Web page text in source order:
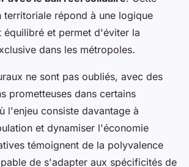
territoriale répond à une logique
équilibré et permet d'éviter la
dans les métropoles.
ne sont pas oubliés, avec des
prometteuses dans certains
l'enjeu consiste davantage à
et dynamiser l'économie
témoignent de la polyvalence
de s'adapter aux spécificités de